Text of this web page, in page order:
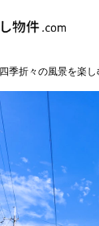
四季折々の風景を楽